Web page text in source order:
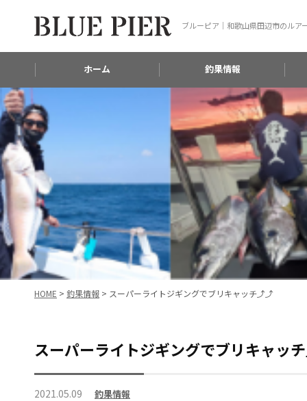
ブルーピア｜和歌山県田辺市のルア
ホーム 釣果情報
HOME > 釣果情報 > スーパーライトジギングでブリキャッチ⤴⤴
スーパーライトジギングでブリキャ
2021.05.09 釣果情報